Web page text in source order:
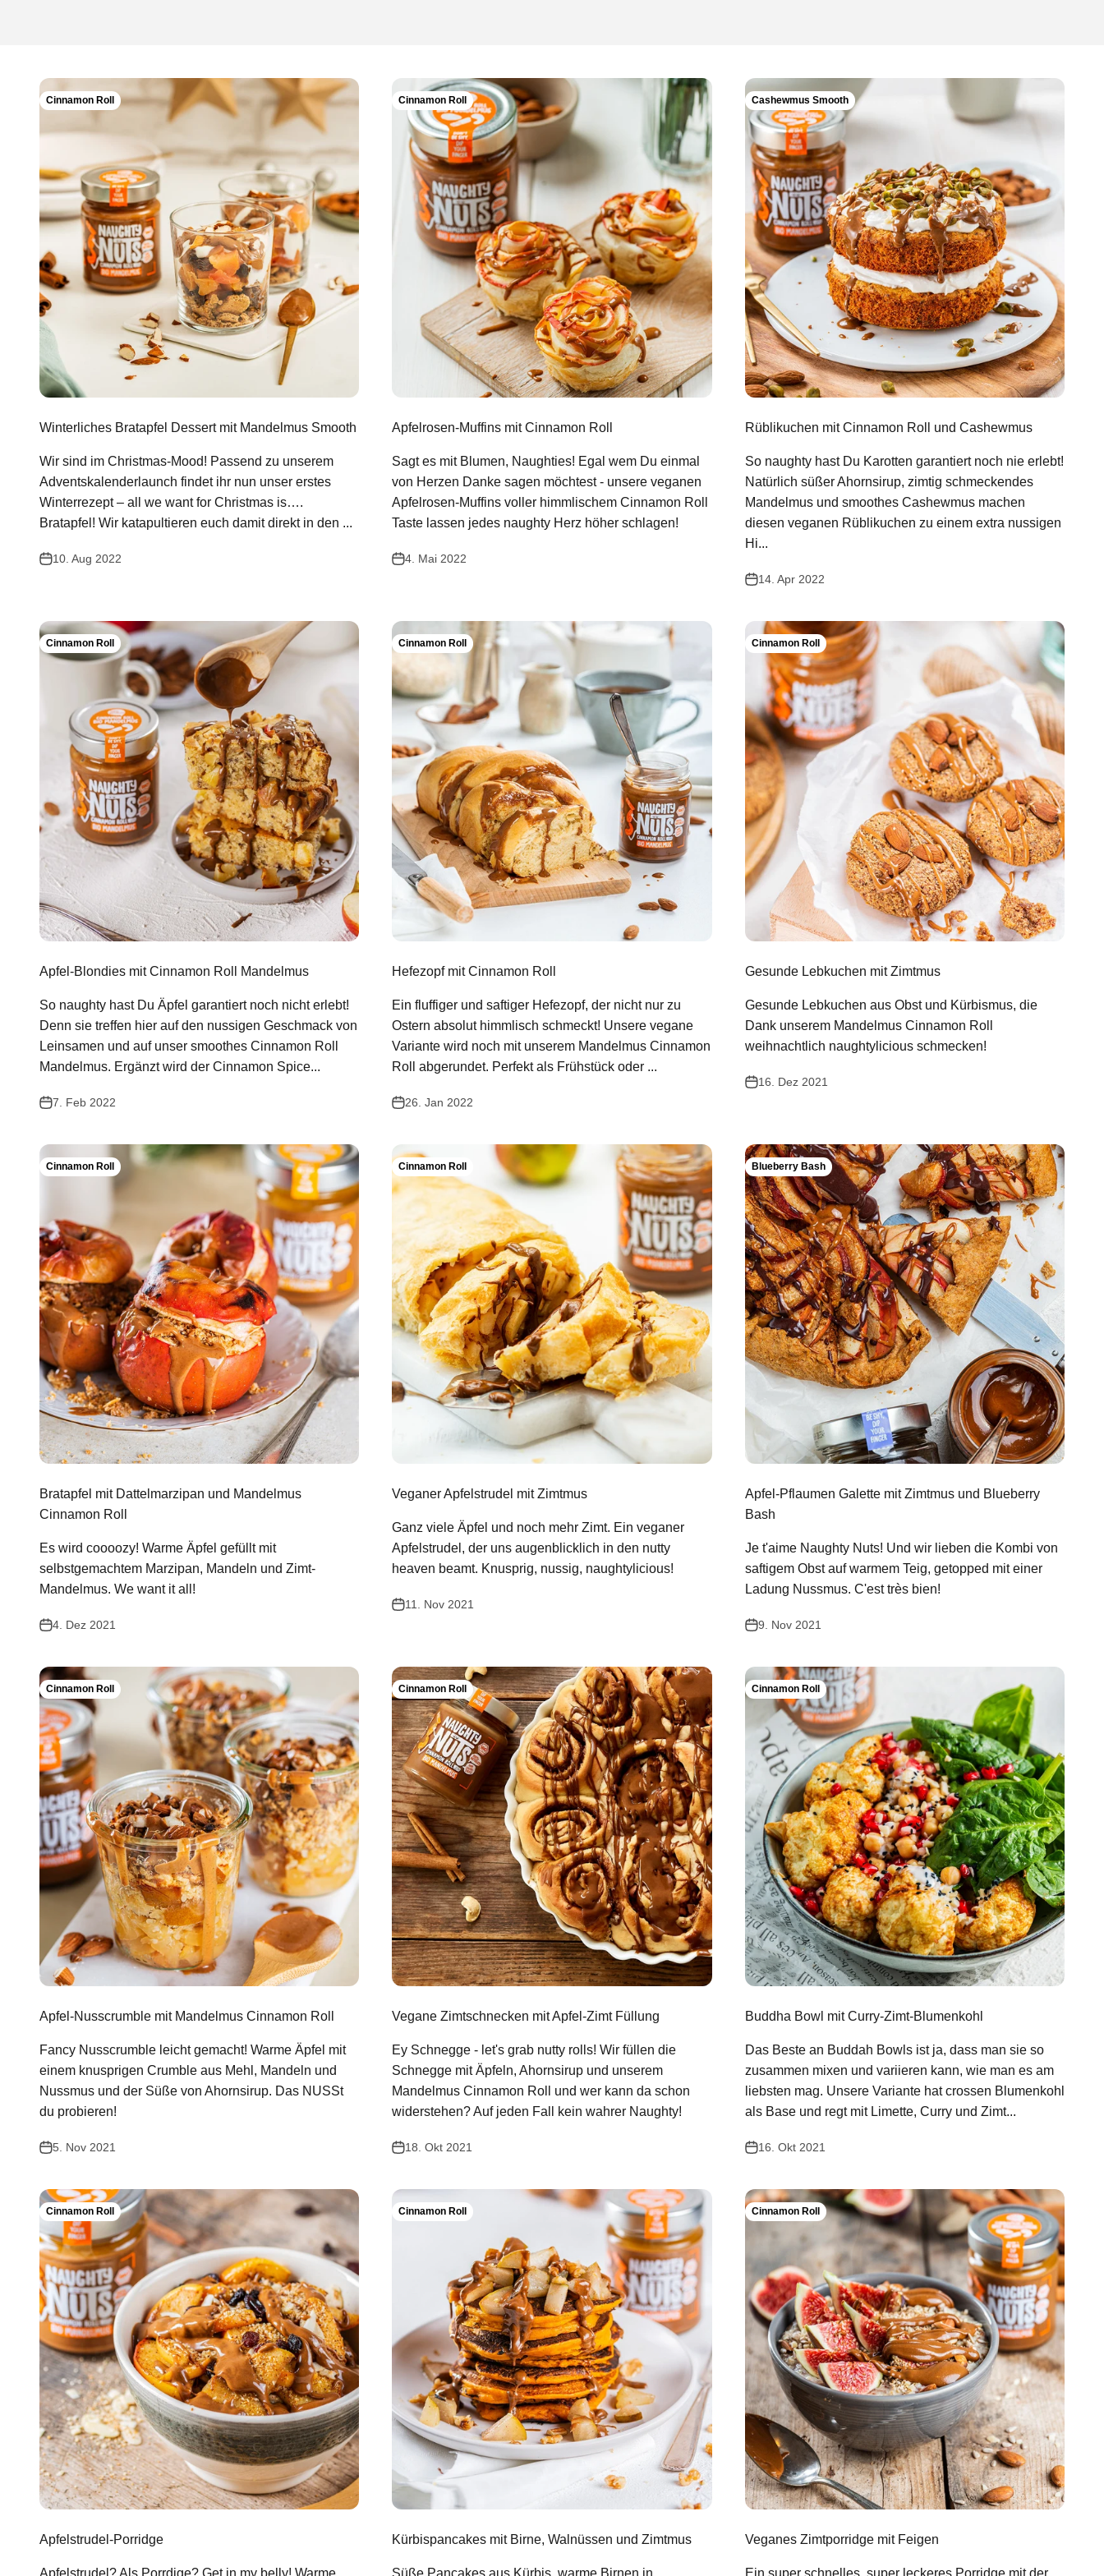
Cinnamon Roll
Winterliches Bratapfel Dessert mit Mandelmus Smooth
Wir sind im Christmas-Mood! Passend zu unserem
Adventskalenderlaunch findet ihr nun unser erstes
Winterrezept – all we want for Christmas is….
Bratapfel! Wir katapultieren euch damit direkt in den ...
10. Aug 2022
Cinnamon Roll
Apfelrosen-Muffins mit Cinnamon Roll
Sagt es mit Blumen, Naughties! Egal wem Du einmal
von Herzen Danke sagen möchtest - unsere veganen
Apfelrosen-Muffins voller himmlischem Cinnamon Roll
Taste lassen jedes naughty Herz höher schlagen!
4. Mai 2022
Cashewmus Smooth
Rüblikuchen mit Cinnamon Roll und Cashewmus
So naughty hast Du Karotten garantiert noch nie erlebt!
Natürlich süßer Ahornsirup, zimtig schmeckendes
Mandelmus und smoothes Cashewmus machen
diesen veganen Rüblikuchen zu einem extra nussigen
Hi...
14. Apr 2022
Cinnamon Roll
Apfel-Blondies mit Cinnamon Roll Mandelmus
So naughty hast Du Äpfel garantiert noch nicht erlebt!
Denn sie treffen hier auf den nussigen Geschmack von
Leinsamen und auf unser smoothes Cinnamon Roll
Mandelmus. Ergänzt wird der Cinnamon Spice...
7. Feb 2022
Cinnamon Roll
Hefezopf mit Cinnamon Roll
Ein fluffiger und saftiger Hefezopf, der nicht nur zu
Ostern absolut himmlisch schmeckt! Unsere vegane
Variante wird noch mit unserem Mandelmus Cinnamon
Roll abgerundet. Perfekt als Frühstück oder ...
26. Jan 2022
Cinnamon Roll
Gesunde Lebkuchen mit Zimtmus
Gesunde Lebkuchen aus Obst und Kürbismus, die
Dank unserem Mandelmus Cinnamon Roll
weihnachtlich naughtylicious schmecken!
16. Dez 2021
Cinnamon Roll
Bratapfel mit Dattelmarzipan und Mandelmus
Cinnamon Roll
Es wird coooozy! Warme Äpfel gefüllt mit
selbstgemachtem Marzipan, Mandeln und Zimt-
Mandelmus. We want it all!
4. Dez 2021
Cinnamon Roll
Veganer Apfelstrudel mit Zimtmus
Ganz viele Äpfel und noch mehr Zimt. Ein veganer
Apfelstrudel, der uns augenblicklich in den nutty
heaven beamt. Knusprig, nussig, naughtylicious!
11. Nov 2021
Blueberry Bash
Apfel-Pflaumen Galette mit Zimtmus und Blueberry
Bash
Je t'aime Naughty Nuts! Und wir lieben die Kombi von
saftigem Obst auf warmem Teig, getopped mit einer
Ladung Nussmus. C'est très bien!
9. Nov 2021
Cinnamon Roll
Apfel-Nusscrumble mit Mandelmus Cinnamon Roll
Fancy Nusscrumble leicht gemacht! Warme Äpfel mit
einem knusprigen Crumble aus Mehl, Mandeln und
Nussmus und der Süße von Ahornsirup. Das NUSSt
du probieren!
5. Nov 2021
Cinnamon Roll
Vegane Zimtschnecken mit Apfel-Zimt Füllung
Ey Schnegge - let's grab nutty rolls! Wir füllen die
Schnegge mit Äpfeln, Ahornsirup und unserem
Mandelmus Cinnamon Roll und wer kann da schon
widerstehen? Auf jeden Fall kein wahrer Naughty!
18. Okt 2021
Cinnamon Roll
Buddha Bowl mit Curry-Zimt-Blumenkohl
Das Beste an Buddah Bowls ist ja, dass man sie so
zusammen mixen und variieren kann, wie man es am
liebsten mag. Unsere Variante hat crossen Blumenkohl
als Base und regt mit Limette, Curry und Zimt...
16. Okt 2021
Cinnamon Roll
Apfelstrudel-Porridge
Apfelstrudel? Als Porrdige? Get in my belly! Warme,
Cinnamon Roll
Kürbispancakes mit Birne, Walnüssen und Zimtmus
Süße Pancakes aus Kürbis, warme Birnen in
Cinnamon Roll
Veganes Zimtporridge mit Feigen
Ein super schnelles, super leckeres Porridge mit der